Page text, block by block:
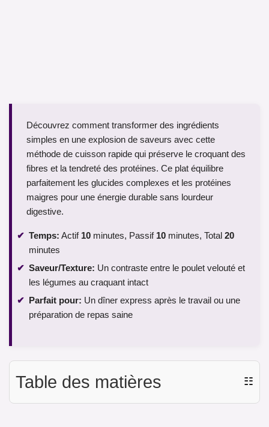
Découvrez comment transformer des ingrédients
simples en une explosion de saveurs avec cette
méthode de cuisson rapide qui préserve le croquant des
fibres et la tendreté des protéines. Ce plat équilibre
parfaitement les glucides complexes et les protéines
maigres pour une énergie durable sans lourdeur
digestive.
Temps: Actif 10 minutes, Passif 10 minutes, Total 20
minutes
Saveur/Texture: Un contraste entre le poulet velouté et
les légumes au craquant intact
Parfait pour: Un dîner express après le travail ou une
préparation de repas saine
Table des matières ☷